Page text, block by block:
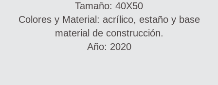
Tamaño: 40X50
Colores y Material: acrílico, estaño y base
material de construcción.
Año: 2020